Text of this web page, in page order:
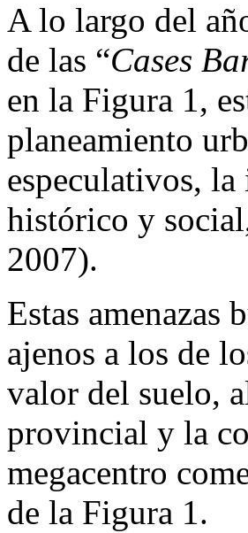
A lo largo del
de las “Cases
en la Figura 1,
planeamiento
especulativos,
histórico y
2007).
Estas amenazas
ajenos a los de
valor del suelo,
provincial y la
megacentro
de la Figura 1.